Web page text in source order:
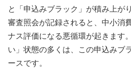
と「申込みブラック」が積み上が
審査照会が記録されると、中小消
ナス評価になる悪循環が起きます
い」状態の多くは、この申込みブ
ースです。